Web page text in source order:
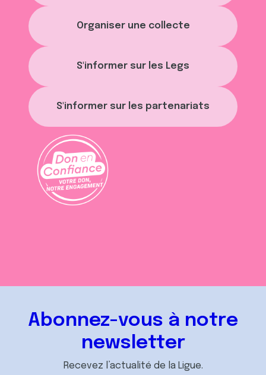
Organiser une collecte
S'informer sur les Legs
S'informer sur les partenariats
Abonnez-vous à notre
newsletter
Recevez l’actualité de la Ligue.